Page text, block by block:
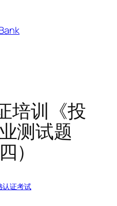
培训《投
测试题
）
认证考试